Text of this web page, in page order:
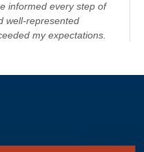
informed every step of
well-represented
my expectations.
grateful for their